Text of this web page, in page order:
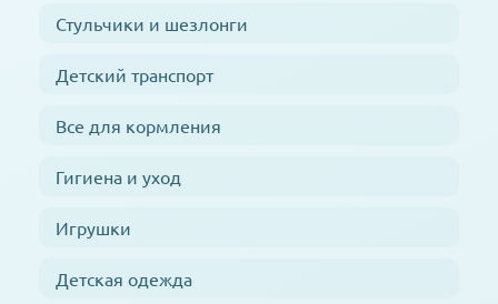
Стульчики и шезлонги
Детский транспорт
Все для кормления
Гигиена и уход
Игрушки
Детская одежда